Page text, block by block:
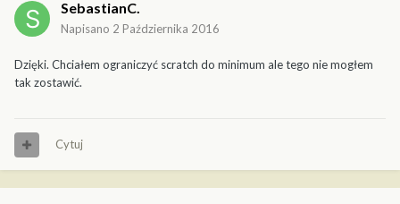
SebastianC.
Napisano 2 Października 2016
Dzięki. Chciałem ograniczyć scratch do minimum ale tego nie mogłem
tak zostawić.
Cytuj